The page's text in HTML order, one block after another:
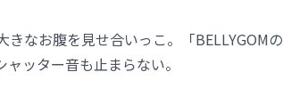
なお腹を見せ合いっこ。「BELLYGOMの
ッター音も止まらない。